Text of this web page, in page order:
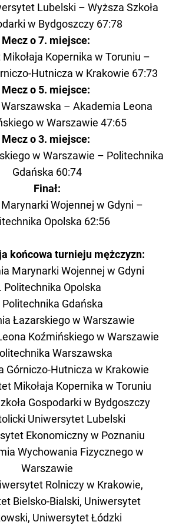
Lubelski – Wyższa Szkoła
w Bydgoszczy 67:78
Mecz o 7. miejsce:
Kopernika w Toruniu –
Hutnicza w Krakowie 67:73
Mecz o 5. miejsce:
– Akademia Leona
w Warszawie 47:65
Mecz o 3. miejsce:
w Warszawie – Politechnika
Gdańska 60:74
Finał:
Wojennej w Gdyni –
Opolska 62:56
końcowa turnieju mężczyzn:
Marynarki Wojennej w Gdyni
Politechnika Opolska
Politechnika Gdańska
Łazarskiego w Warszawie
Koźmińskiego w Warszawie
Warszawska
Górniczo-Hutnicza w Krakowie
Mikołaja Kopernika w Toruniu
Gospodarki w Bydgoszczy
Uniwersytet Lubelski
Ekonomiczny w Poznaniu
Wychowania Fizycznego w
Warszawie
Rolniczy w Krakowie,
Bielsko-Bialski, Uniwersytet
Uniwersytet Łódzki